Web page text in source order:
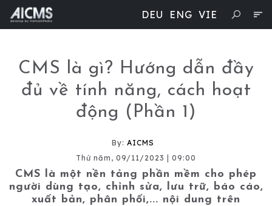
DEU ENG VIE
CMS là gì? Hướng dẫn đầy
đủ về tính năng, cách hoạt
động (Phần 1)
By: AICMS
Thứ năm, 09/11/2023 | 09:00
CMS là một nền tảng phần mềm cho phép
người dùng tạo, chỉnh sửa, lưu trữ, báo cáo,
xuất bản, phân phối,... nội dung trên